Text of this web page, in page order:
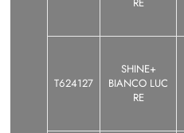
T624127
SHINE+
BIANCO LUC
RE